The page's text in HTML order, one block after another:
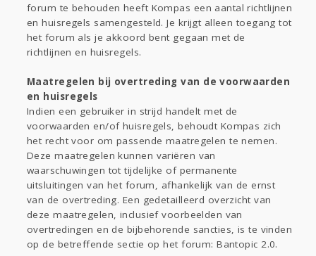
forum te behouden heeft Kompas een aantal richtlijnen
en huisregels samengesteld. Je krijgt alleen toegang tot
het forum als je akkoord bent gegaan met de
richtlijnen en huisregels.
Maatregelen bij overtreding van de voorwaarden
en huisregels
Indien een gebruiker in strijd handelt met de
voorwaarden en/of huisregels, behoudt Kompas zich
het recht voor om passende maatregelen te nemen.
Deze maatregelen kunnen variëren van
waarschuwingen tot tijdelijke of permanente
uitsluitingen van het forum, afhankelijk van de ernst
van de overtreding. Een gedetailleerd overzicht van
deze maatregelen, inclusief voorbeelden van
overtredingen en de bijbehorende sancties, is te vinden
op de betreffende sectie op het forum: Bantopic 2.0.